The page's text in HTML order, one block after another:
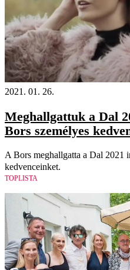
2021. 01. 26.
Meghallgattuk a Dal
Bors személyes
A Bors meghallgatta a Dal 2021
kedvenceinket.
TOPLISTA